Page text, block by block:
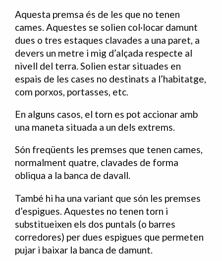
Aquesta premsa és de les que no tenen
cames. Aquestes se solien col·locar damunt
dues o tres estaques clavades a una paret, a
devers un metre i mig d’alçada respecte al
nivell del terra. Solien estar situades en
espais de les cases no destinats a l’habitatge,
com porxos, portasses, etc.
En alguns casos, el torn es pot accionar amb
una maneta situada a un dels extrems.
Són freqüents les premses que tenen cames,
normalment quatre, clavades de forma
obliqua a la banca de davall.
També hi ha una variant que són les premses
d’espigues. Aquestes no tenen torn i
substitueixen els dos puntals (o barres
corredores) per dues espigues que permeten
pujar i baixar la banca de damunt.